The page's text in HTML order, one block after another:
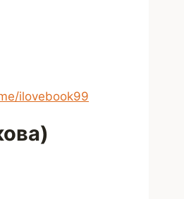
ilovebook99